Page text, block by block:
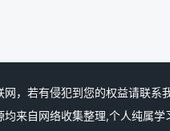
，若有侵犯到您的权益请联系
来自网络收集整理,个人纯属